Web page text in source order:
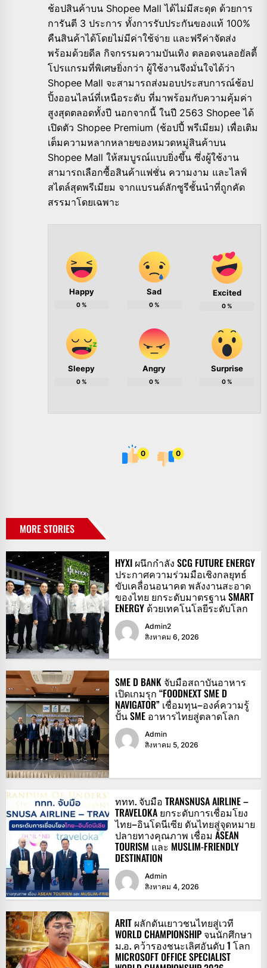
ช้อปสินค้าบน Shopee Mall ได้ไม่มีสะดุด ด้วยการ
การันตี 3 ประการ ทั้งการรับประกันของแท้ 100%
คืนสินค้าได้โดยไม่มีค่าใช้จ่าย และฟรีค่าจัดส่ง
พร้อมด้วยดีล กิจกรรมความบันเทิง ตลอดจนลอยัลตี้
โปรแกรมที่พิเศษยิ่งกว่า ผู้ใช้งานจึงมั่นใจได้ว่า
Shopee Mall จะสามารถส่งมอบประสบการณ์ช้อป
ปิ้งออนไลน์ที่เหนือระดับ ที่มาพร้อมกับความคุ้มค่า
สูงสุดตลอดทั้งปี นอกจากนี้ ในปี 2563 Shopee ได้
เปิดตัว Shopee Premium (ช้อปปี้ พรีเมียม) เพื่อเติม
เต็มความหลากหลายของหมวดหมู่สินค้าบน
Shopee Mall ให้สมบูรณ์แบบยิ่งขึ้น ซึ่งผู้ใช้งาน
สามารถเลือกซื้อสินค้าแฟชั่น ความงาม และไลฟ์
สไตล์สุดพรีเมียม จากแบรนด์ลักซูรีชั้นนำที่ถูกคัด
สรรมาโดยเฉพาะ
Happy
0%
Sad
0%
Excited
0%
Sleepy
0%
Angry
0%
Surprise
0%
0 0
MORE STORIES
HYXI ผนึกกำลัง SCG FUTURE ENERGY
ประกาศความร่วมมือเชิงกลยุทธ์
ขับเคลื่อนอนาคต พลังงานสะอาด
ของไทย ยกระดับมาตรฐาน SMART
ENERGY ด้วยเทคโนโลยีระดับโลก
Admin2
สิงหาคม 6, 2026
SME D BANK จับมือสถาบันอาหาร
เปิดเกมรุก “FOODNEXT SME D
NAVIGATOR” เชื่อมทุน–องค์ความรู้
ปั้น SME อาหารไทยสู่ตลาดโลก
Admin
สิงหาคม 5, 2026
ททท. จับมือ TRANSNUSA AIRLINE –
TRAVELOKA ยกระดับการเชื่อมโยง
ไทย–อินโดนีเซีย ดันไทยสู่จุดหมาย
ปลายทางคุณภาพ เชื่อม ASEAN
TOURISM และ MUSLIM-FRIENDLY
DESTINATION
Admin
สิงหาคม 4, 2026
ARIT ผลักดันเยาวชนไทยสู่เวที
WORLD CHAMPIONSHIP จนนักศึกษา
ม.อ. คว้ารองชนะเลิศอันดับ 1 โลก
MICROSOFT OFFICE SPECIALIST